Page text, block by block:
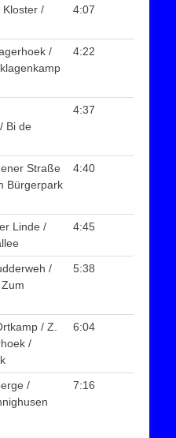
Kloster /
4:07
/
4:22
Bi de
4:37
Straße
Bürgerpark
4:40
Linde /
4:45
/
5:38
/ Z.
/
6:04
/
7:16